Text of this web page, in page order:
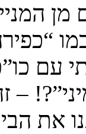
מן
עם
–
את